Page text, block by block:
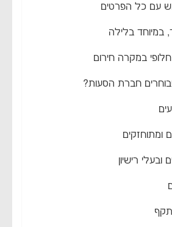
עם כל הפרטים
במיוחד בלילה
במקרה חירום
חברת הסעות?
ומתוחזקים
ובעלי רישיון
תקף